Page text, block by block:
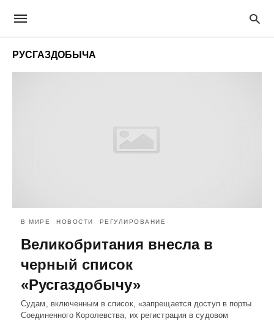
РУСГАЗДОБЫЧА
В МИРЕ НОВОСТИ РЕГУЛИРОВАНИЕ
Великобритания внесла в
черный список
«Русгаздобычу»
Судам, включенным в список, «запрещается доступ в порты
Соединенного Королевства, их регистрация в судовом